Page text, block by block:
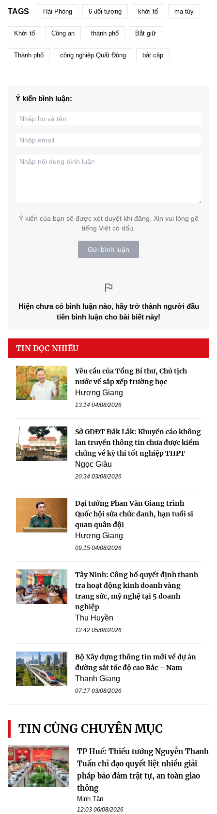
TAGS Hải Phòng 6 đối tượng khởi tố ma túy
Khởi tố Công an thành phố Bắt giữ
Thành phố công nghiệp Quất Động bât cập
Ý kiến bình luận:
Ý kiến của bạn sẽ được xét duyệt khi đăng. Xin vui lòng gõ
tiếng Việt có dấu.
Gửi bình luận
Hiện chưa có bình luận nào, hãy trở thành người đầu
tiên bình luận cho bài biết này!
TIN ĐỌC NHIỀU
Yêu cầu của Tổng Bí thư, Chủ tịch
nước về sắp xếp trường học
Hương Giang
13:14 04/08/2026
Sở GDĐT Đắk Lắk: Khuyến cáo không
lan truyền thông tin chưa được kiểm
chứng về kỳ thi tốt nghiệp THPT
Ngọc Giàu
20:34 03/08/2026
Đại tướng Phan Văn Giang trình
Quốc hội sửa chức danh, hạn tuổi sĩ
quan quân đội
Hương Giang
09:15 04/08/2026
Tây Ninh: Công bố quyết định thanh
tra hoạt động kinh doanh vàng
trang sức, mỹ nghệ tại 5 doanh
nghiệp
Thu Huyền
12:42 05/08/2026
Bộ Xây dựng thông tin mới về dự án
đường sắt tốc độ cao Bắc – Nam
Thanh Giang
07:17 03/08/2026
TIN CÙNG CHUYÊN MỤC
TP Huế: Thiếu tướng Nguyễn Thanh
Tuấn chỉ đạo quyết liệt nhiều giải
pháp bảo đảm trật tự, an toàn giao
thông
Minh Tân
12:03 06/08/2026